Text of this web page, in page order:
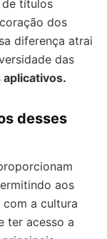
títulos
dos
diferença atrai
das
desses
aos
a cultura
ter acesso a